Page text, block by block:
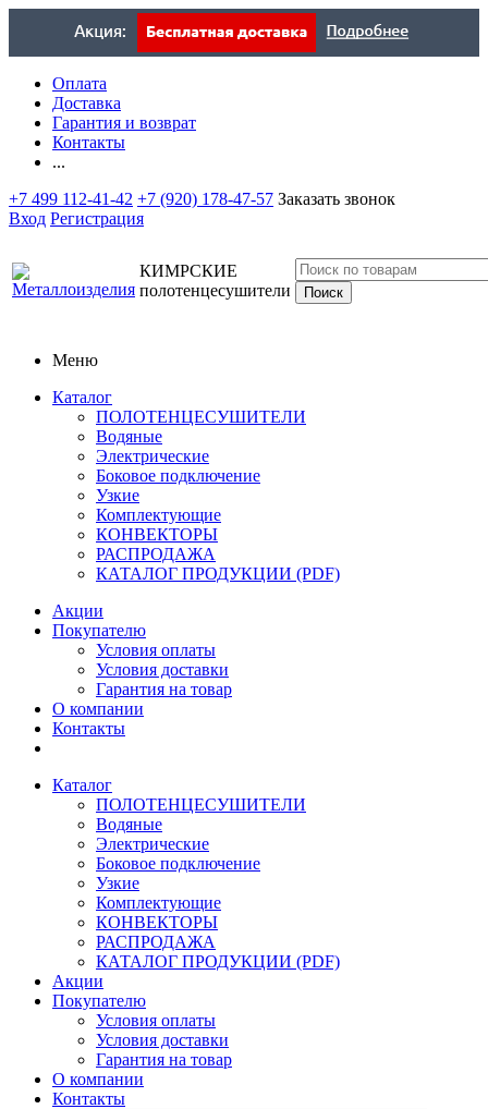
Оплата
Доставка
Гарантия и возврат
Контакты
...
+7 499 112-41-42 +7 (920) 178-47-57 Заказать звонок
Вход Регистрация
КИМРСКИЕ
полотенцесушители
Меню
Каталог
ПОЛОТЕНЦЕСУШИТЕЛИ
Водяные
Электрические
Боковое подключение
Узкие
Комплектующие
КОНВЕКТОРЫ
РАСПРОДАЖА
КАТАЛОГ ПРОДУКЦИИ (PDF)
Акции
Покупателю
Условия оплаты
Условия доставки
Гарантия на товар
О компании
Контакты
Каталог
ПОЛОТЕНЦЕСУШИТЕЛИ
Водяные
Электрические
Боковое подключение
Узкие
Комплектующие
КОНВЕКТОРЫ
РАСПРОДАЖА
КАТАЛОГ ПРОДУКЦИИ (PDF)
Акции
Покупателю
Условия оплаты
Условия доставки
Гарантия на товар
О компании
Контакты